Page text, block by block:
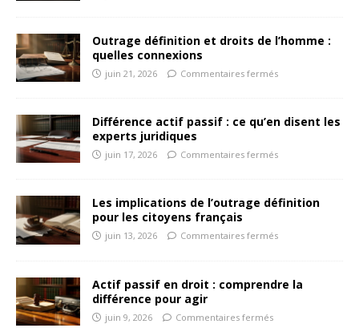
Outrage définition et droits de l’homme :
quelles connexions
juin 21, 2026 Commentaires fermés
Différence actif passif : ce qu’en disent les
experts juridiques
juin 17, 2026 Commentaires fermés
Les implications de l’outrage définition
pour les citoyens français
juin 13, 2026 Commentaires fermés
Actif passif en droit : comprendre la
différence pour agir
juin 9, 2026 Commentaires fermés